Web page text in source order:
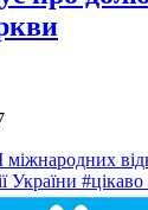
України